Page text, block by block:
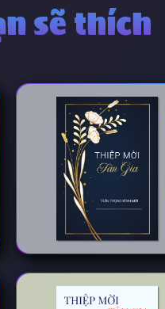
sẽ thích